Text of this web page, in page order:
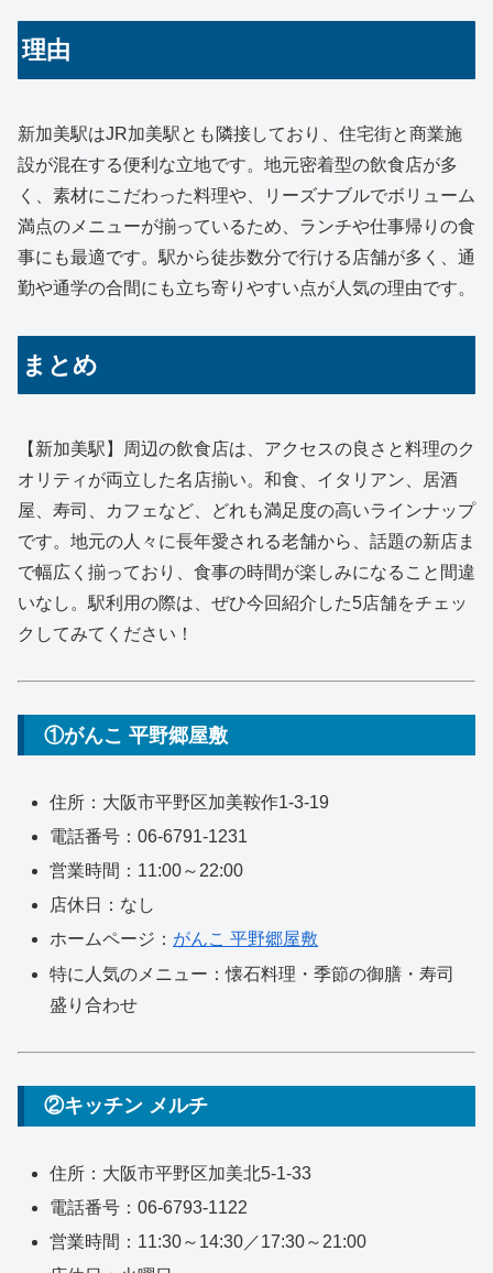
理由
新加美駅はJR加美駅とも隣接しており、住宅街と商業施
設が混在する便利な立地です。地元密着型の飲食店が多
く、素材にこだわった料理や、リーズナブルでボリューム
満点のメニューが揃っているため、ランチや仕事帰りの食
事にも最適です。駅から徒歩数分で行ける店舗が多く、通
勤や通学の合間にも立ち寄りやすい点が人気の理由です。
まとめ
【新加美駅】周辺の飲食店は、アクセスの良さと料理のク
オリティが両立した名店揃い。和食、イタリアン、居酒
屋、寿司、カフェなど、どれも満足度の高いラインナップ
です。地元の人々に長年愛される老舗から、話題の新店ま
で幅広く揃っており、食事の時間が楽しみになること間違
いなし。駅利用の際は、ぜひ今回紹介した5店舗をチェッ
クしてみてください！
①がんこ 平野郷屋敷
住所：大阪市平野区加美鞍作1-3-19
電話番号：06-6791-1231
営業時間：11:00～22:00
店休日：なし
ホームページ： がんこ 平野郷屋敷
特に人気のメニュー：懐石料理・季節の御膳・寿司
盛り合わせ
②キッチン メルチ
住所：大阪市平野区加美北5-1-33
電話番号：06-6793-1122
営業時間：11:30～14:30／17:30～21:00